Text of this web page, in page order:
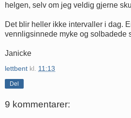
helgen, selv om jeg veldig gjerne
Det blir heller ikke intervaller i dag.
vennligsinnede myke og solbadede
Janicke
lettbent kl. 11:13
Del
9 kommentarer: